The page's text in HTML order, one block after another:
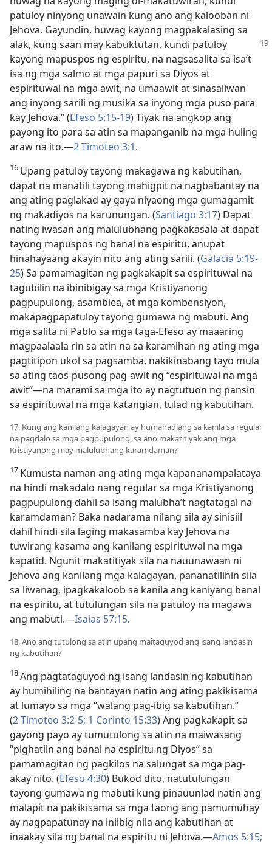
patuloy ninyong unawain kung ano ang kalooban ni
Jehova. Gayundin, huwag kayong magpakalasing sa
alak, kung saan may kabuktutan, kundi patuloy
kayong mapuspos ng espiritu, na nagsasalita sa isa’t
isa ng mga salmo at mga papuri sa Diyos at
espirituwal na mga awit, na umaawit at sinasaliwan
ang inyong sarili ng musika sa inyong mga puso para
kay Jehova.” (Efeso 5:15-19) Tiyak na angkop ang
payong ito para sa atin sa mapanganib na mga huling
araw na ito.​—2 Timoteo 3:1.
16 Upang patuloy tayong makagawa ng kabutihan,
dapat na manatili tayong mahigpit na nagbabantay na
ang ating paglakad ay gaya niyaong mga gumagamit
ng makadiyos na karunungan. (Santiago 3:17) Dapat
nating iwasan ang malulubhang pagkakasala at dapat
tayong mapuspos ng banal na espiritu, anupat
hinahayaang akayin nito ang ating sarili. (Galacia 5:19-
25) Sa pamamagitan ng pagkakapit sa espirituwal na
tagubilin na ibinibigay sa mga Kristiyanong
pagpupulong, asamblea, at mga kombensiyon,
makapagpapatuloy tayong gumawa ng mabuti. Ang
mga salita ni Pablo sa mga taga-Efeso ay maaaring
magpaalaala rin sa atin na sa karamihan ng ating mga
pagtitipon ukol sa pagsamba, nakikinabang tayo mula
sa ating taos-pusong pag-awit ng “espirituwal na mga
awit”​—na marami sa mga ito ay nagtutuon ng pansin
sa espirituwal na mga katangian, tulad ng kabutihan.
17. Kung ang kanilang kalagayan ay humahadlang sa kanila sa regular
na pagdalo sa mga pagpupulong, sa ano makatitiyak ang mga
Kristiyanong may malulubhang karamdaman?
17 Kumusta naman ang ating mga kapananampalataya
na hindi makadalo nang regular sa mga Kristiyanong
pagpupulong dahil sa isang malubha’t nagtatagal na
karamdaman? Baka nadarama nilang sila ay sinisiil
dahil hindi sila laging makasamba kay Jehova na
tuwirang kasama ang kanilang espirituwal na mga
kapatid. Ngunit makatitiyak sila na nauunawaan ni
Jehova ang kanilang mga kalagayan, pananatilihin sila
sa liwanag, ipagkakaloob sa kanila ang kaniyang banal
na espiritu, at tutulungan sila na patuloy na magawa
ang mabuti.​—Isaias 57:15.
18. Ano ang tutulong sa atin upang maitaguyod ang isang landasin
ng kabutihan?
18Ang pagtataguyod ng isang landasin ng kabutihan
ay humihiling na bantayan natin ang ating pakikisama
at lumayo sa mga “walang pag-ibig sa kabutihan.”
(2 Timoteo 3:2-5; 1 Corinto 15:33) Ang pagkakapit sa
gayong payo ay tumutulong sa atin na maiwasang
“pighatiin ang banal na espiritu ng Diyos” sa
pamamagitan ng pagkilos na salungat sa mga pag-
akay nito. (Efeso 4:30) Bukod dito, natutulungan
tayong gumawa ng mabuti kung pinauunlad natin ang
malapít na pakikisama sa mga taong ang pamumuhay
ay nagpapatunay na iniibig nila ang kabutihan at
inaakay sila ng banal na espiritu ni Jehova.​—Amos 5:15;